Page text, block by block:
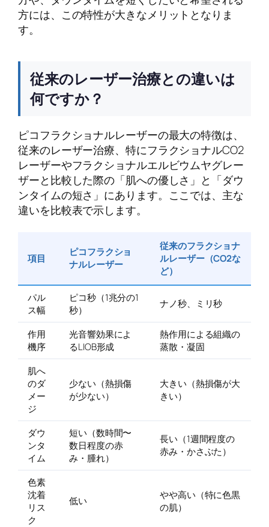
方には、この特性が大きなメリットとなりま
す。
従来のレーザー治療との違いは
何ですか？
ピコフラクショナルレーザーの最大の特徴は、
従来のレーザー治療、特にフラクショナルCO2
レーザーやフラクショナルエルビウムヤグレー
ザーと比較した際の「肌への優しさ」と「ダウ
ンタイムの短さ」にあります。ここでは、主な
違いを比較表で示します。
項目
ピコフラクショ
ナルレーザー
従来のフラクショナ
ルレーザー（CO2な
ど）
パル
ス幅
ピコ秒（1兆分の1
秒）
ナノ秒、ミリ秒
作用
機序
光音響効果によ
るLIOB形成
熱作用による組織の
蒸散・凝固
肌へ
のダ
メー
ジ
少ない（熱損傷
が少ない）
大きい（熱損傷が大
きい）
ダウ
ンタ
イム
短い（数時間〜
数日程度の赤
み・腫れ）
長い（1週間程度の
赤み・かさぶた）
色素
沈着
リス
ク
低い
やや高い（特に色黒
の肌）